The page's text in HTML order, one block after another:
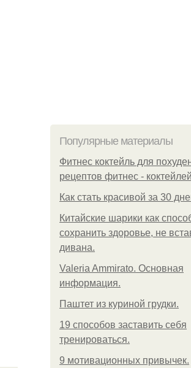
Популярные материалы
Фитнес коктейль для
рецептов фитнес -
Как стать красивой за 30
Китайские шарики как
сохранить здоровье, не
дивана.
Valeria Ammirato. Основная
информация.
Паштет из куриной грудки.
19 способов заставить себя
тренироваться.
9 мотивационных привычек.